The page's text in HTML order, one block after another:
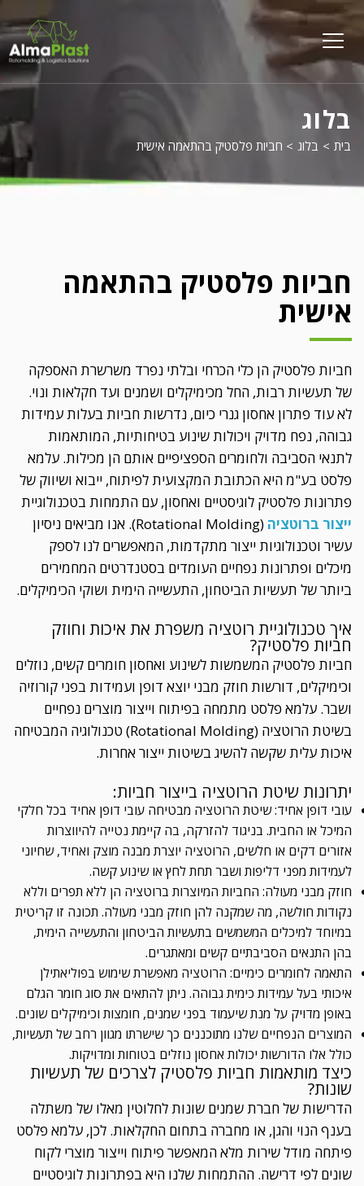
menu
opener
בלוג
בית > בלוג > חביות פלסטיק בהתאמה אישית
חביות פלסטיק בהתאמה
אישית
חביות פלסטיק הן כלי הכרחי ובלתי נפרד משרשרת האספקה
של תעשיות רבות, החל מכימיקלים ושמנים ועד חקלאות ונוי.
לא עוד פתרון אחסון גנרי כיום, נדרשות חביות בעלות עמידות
גבוהה, נפח מדויק ויכולות שינוע בטיחותיות, המותאמות
לתנאי הסביבה ולחומרים הספציפיים אותם הן מכילות. עלמא
פלסט בע"מ היא הכתובת המקצועית לפיתוח, ייבוא ושיווק של
פתרונות פלסטיק לוגיסטיים ואחסון, עם התמחות בטכנולוגיית
ייצור ברוטציה
(Rotational Molding). אנו מביאים ניסיון
עשיר וטכנולוגיות ייצור מתקדמות, המאפשרים לנו לספק
מיכלים ופתרונות נפחיים העומדים בסטנדרטים המחמירים
ביותר של תעשיות הביטחון, התעשייה הימית ושוקי הכימיקלים.
איך טכנולוגיית רוטציה משפרת את איכות וחוזק
חביות פלסטיק?
חביות פלסטיק המשמשות לשינוע ואחסון חומרים קשים, נוזלים
וכימיקלים, דורשות חוזק מבני יוצא דופן ועמידות בפני קורוזיה
ושבר. עלמא פלסט מתמחה בפיתוח וייצור מוצרים נפחיים
בשיטת הרוטציה (Rotational Molding) טכנולוגיה המבטיחה
איכות עלית שקשה להשיג בשיטות ייצור אחרות.
יתרונות שיטת הרוטציה בייצור חביות:
עובי דופן אחיד: שיטת הרוטציה מבטיחה עובי דופן אחיד בכל חלקי
המיכל או החבית. בניגוד להזרקה, בה קיימת נטייה להיווצרות
אזורים דקים או חלשים, הרוטציה יוצרת מבנה מוצק ואחיד, שחיוני
לעמידות מפני דליפות ושבר תחת לחץ או שינוע קשה.
חוזק מבני מעולה: החביות המיוצרות ברוטציה הן ללא תפרים וללא
נקודות חולשה, מה שמקנה להן חוזק מבני מעולה. תכונה זו קריטית
במיוחד למיכלים המשמשים בתעשיות הביטחון והתעשייה הימית,
בהן התנאים הסביבתיים קשים ומאתגרים.
התאמה לחומרים כימיים: הרוטציה מאפשרת שימוש בפוליאתילן
איכותי בעל עמידות כימית גבוהה. ניתן להתאים את סוג חומר הגלם
באופן מדויק על מנת שיעמוד בפני שמנים, חומצות וכימיקלים שונים.
המוצרים הנפחיים שלנו מתוכננים כך שישרתו מגוון רחב של תעשיות,
כולל אלו הדורשות יכולות אחסון נוזלים בטוחות ומדויקות.
כיצד מותאמות חביות פלסטיק לצרכים של תעשיות
שונות?
הדרישות של חברת שמנים שונות לחלוטין מאלו של משתלה
בענף הנוי והגן, או מחברה בתחום החקלאות. לכן, עלמא פלסט
פיתחה מודל שירות מלא המאפשר פיתוח וייצור מוצרי לקוח
שונים לפי דרישה. ההתמחות שלנו היא בפתרונות לוגיסטיים